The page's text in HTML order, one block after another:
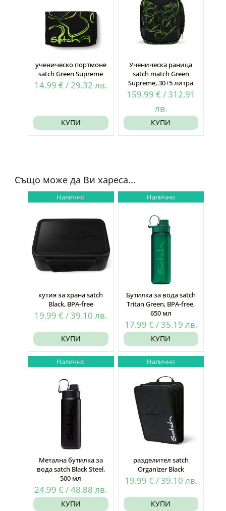
ученическо портмоне
satch Green Supreme
14.99€ /29.32лв.
КУПИ
Ученическа раница
satch match Green
Supreme, 30+5 литра
159.99 € /312.91
лв.
КУПИ
Също може да Ви хареса...
Налично
кутия за храна satch
Black, BPA-free
19.99€ /39.10лв.
КУПИ
Налично
Бутилка за вода satch
Tritan Green, BPA-free,
650 мл
17.99 € /35.19 лв.
КУПИ
Налично
Метална бутилка за
вода satch Black Steel,
500 мл
24.99€ /48.88лв.
КУПИ
Налично
разделител satch
Organizer Black
19.99 € /39.10 лв.
КУПИ